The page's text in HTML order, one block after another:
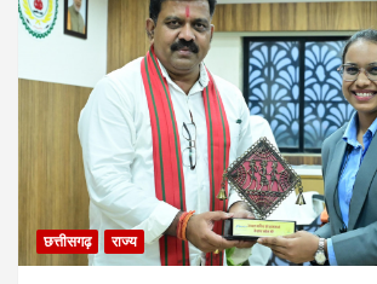
छत्तीसगढ़ राज्य